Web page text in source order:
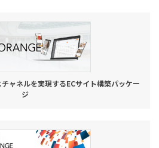
ャネルを実現するECサイト構築パッケー
ジ